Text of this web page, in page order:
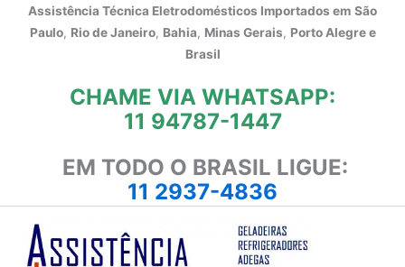
Assistência Técnica Eletrodomésticos Importados em São
Paulo, Rio de Janeiro, Bahia, Minas Gerais, Porto Alegre e
Brasil
CHAME VIA WHATSAPP:
11 94787-1447
EM TODO O BRASIL LIGUE:
11 2937-4836